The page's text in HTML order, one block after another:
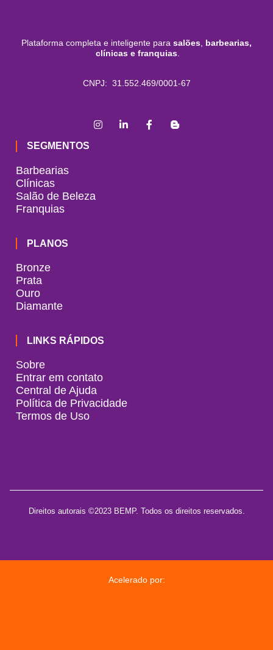
Plataforma completa e inteligente para salões, barbearias,
clínicas e franquias.
CNPJ: 31.552.469/0001-67
SEGMENTOS
Barbearias
Clínicas
Salão de Beleza
Franquias
PLANOS
Bronze
Prata
Ouro
Diamante
LINKS RÁPIDOS
Sobre
Entrar em contato
Central de Ajuda
Política de Privacidade
Termos de Uso
Direitos autorais ©2023 BEMP. Todos os direitos reservados.
Acelerado por: